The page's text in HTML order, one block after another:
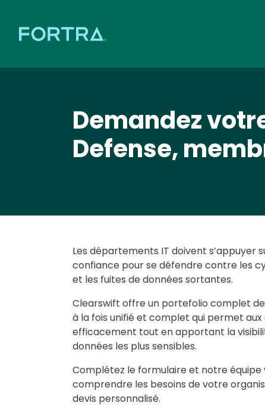
Demandez
Defense,
Les départements IT doivent s’appuyer
confiance pour se défendre contre les
et les fuites de données sortantes.
Clearswift offre un portefolio complet
à la fois unifié et complet qui permet
efficacement tout en apportant la
données les plus sensibles.
Complétez le formulaire et notre
comprendre les besoins de votre
devis personnalisé.